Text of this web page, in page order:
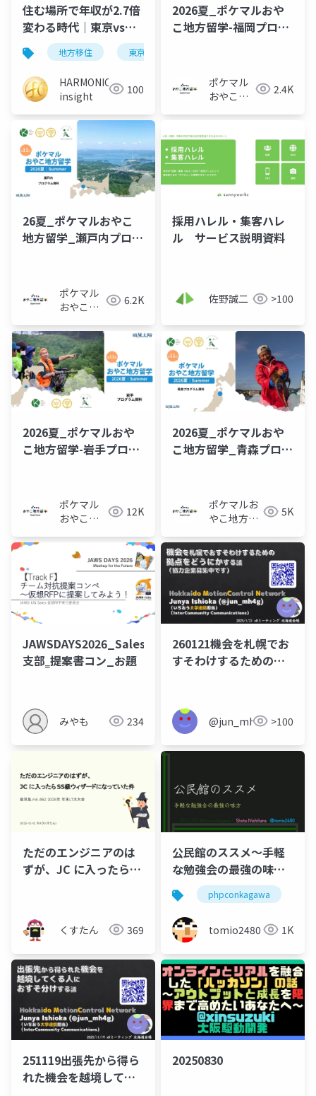
住む場所で年収が2.7倍
変わる時代｜東京vs地
方 2050年の現実
地方移住 東京
HARMONIC
insight
100
2026夏_ポケマルおや
こ地方留学-福岡プログ
ポケマル
おやこ地
2.4K
26夏_ポケマルおやこ
地方留学_瀬戸内プログ
ポケマル
おやこ地
6.2K
採用ハレル・集客ハレ
ル サービス説明資料
佐野誠二 >100
2026夏_ポケマルおや
こ地方留学-岩手プログ
ポケマル
おやこ地
12K
2026夏_ポケマルおや
こ地方留学_青森プログ
ポケマルお
やこ地方留
5K
JAWSDAYS2026_Sales
支部‗提案書コン_お題
みやも 234
260121機会を札幌でお
すそわけするための拠
@jun_mh4g>100
ただのエンジニアのは
ずが、JC に入ったらSS
くすたん 369
公民館のススメ～手軽
な勉強会の最強の味方
～
phpconkagawa
tomio2480 1K
251119出張先から得ら
れた機会を越境してく
20250830